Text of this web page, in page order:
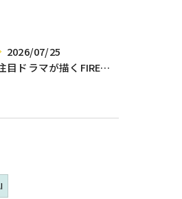
2026/07/25
注目ドラマが描くFIREと、55歳からのライフデザイン・サイドFIRE